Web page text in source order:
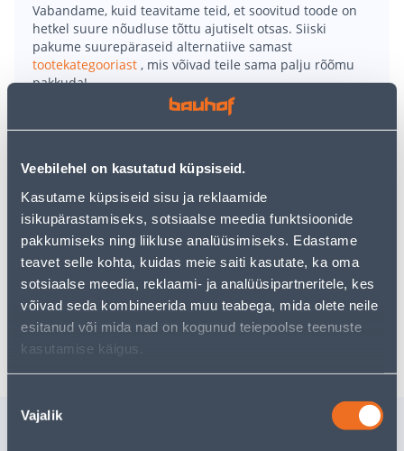
Veebilehel on kasutatud küpsiseid.
Kasutame küpsiseid sisu ja reklaamide
isikupärastamiseks, sotsiaalse meedia funktsioonide
pakkumiseks ning liikluse analüüsimiseks. Edastame
teavet selle kohta, kuidas meie saiti kasutate, ka oma
sotsiaalse meedia, reklaami- ja analüüsipartneritele, kes
võivad seda kombineerida muu teabega, mida olete neile
esitanud või mida nad on kogunud teiepoolse teenuste
kasutamise käigus.
valik
Vajalik
Vabandame, kuid teavitame teid, et soovitud toode on
hetkel suure nõudluse tõttu ajutiselt otsas. Siiski
pakume suurepäraseid alternatiive samast
tootekategooriast , mis võivad teile sama palju rõõmu
pakkuda!
Teie ostlemisrõõm ei pea aga siin lõppema - oma
uurimistööd saate jätkata, naastes
kasutades meie võimsat otsingufunktsiooni, et leida
• Seinale kinnitatav pesurest on lahti tõmmatav.
• Laius on 60 cm ja kõrgus on 19 cm.
• Pesu kuivatamise ala kuni 3 m.
• 14-päevane tagastusõigus.
Tarne pole võimalik
Sarnased tooted